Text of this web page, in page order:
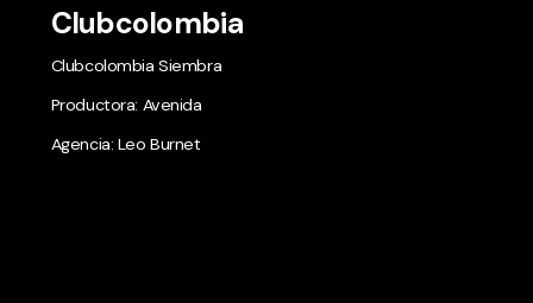
Clubcolombia
Clubcolombia Siembra
Productora: Avenida
Agencia: Leo Burnet